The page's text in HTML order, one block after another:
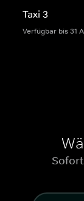
Taxi 3
Verfügbar bis 31